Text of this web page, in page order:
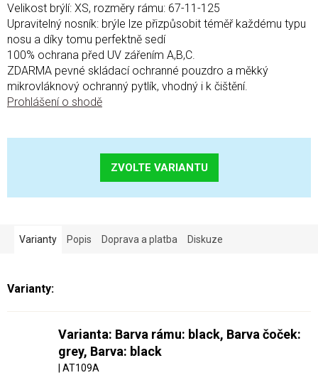
Velikost brýlí: XS, rozměry rámu: 67-11-125
Upravitelný nosník: brýle lze přizpůsobit téměř každému typu
nosu a díky tomu perfektně sedí
100% ochrana před UV zářením A,B,C.
ZDARMA pevné skládací ochranné pouzdro a měkký
mikrovláknový ochranný pytlík, vhodný i k čištění.
Prohlášení o shodě
ZVOLTE VARIANTU
Varianty Popis Doprava a platba Diskuze
Varianta: Barva rámu: black, Barva čoček:
grey, Barva: black
| AT109A